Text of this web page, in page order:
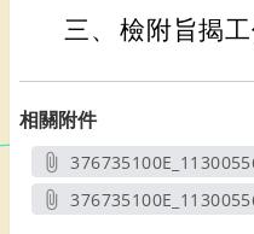
三、 檢附旨揭
相關附件
另